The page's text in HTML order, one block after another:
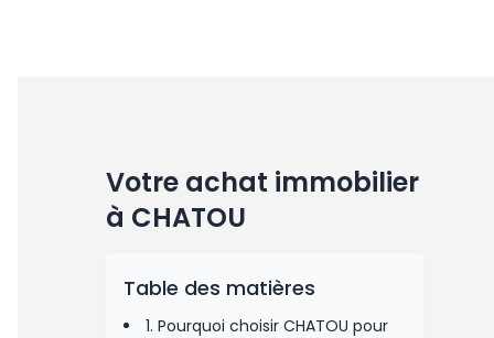
Votre achat immobilier
à CHATOU
Table des matières
1. Pourquoi choisir CHATOU pour